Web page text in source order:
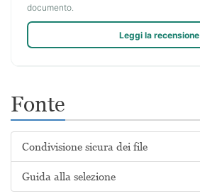
documento.
Leggi la recensione
Fonte
Condivisione sicura dei file
Guida alla selezione